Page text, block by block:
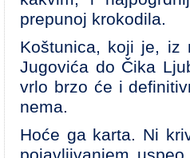
prepunoj krokodila.
Koštunica, koji je, iz
Jugovića do Čika
vrlo brzo će i
nema.
Hoće ga karta. Ni